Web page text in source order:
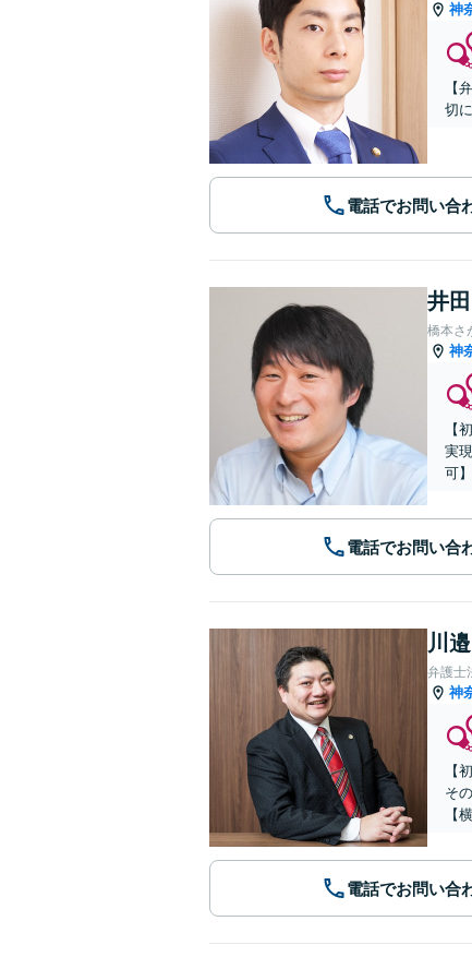
神
【
切
電話でお問い合
井
橋本さ
神
【
実
可
電話でお問い合
川
弁護士
神
【
そ
【
電話でお問い合